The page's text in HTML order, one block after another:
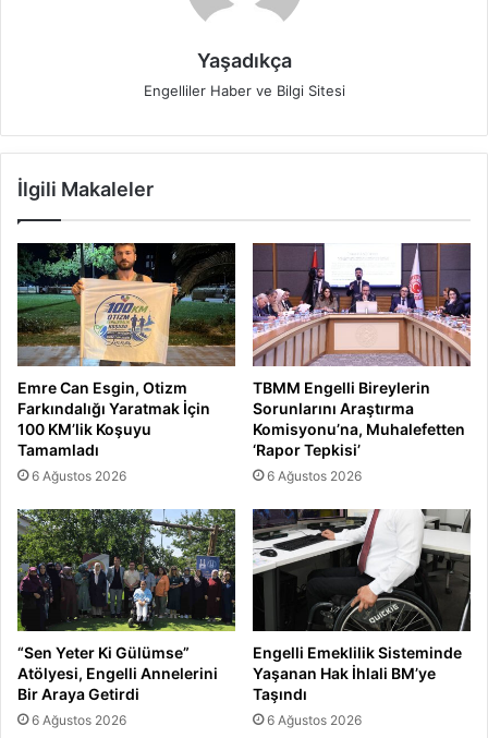
Yaşadıkça
Engelliler Haber ve Bilgi Sitesi
İlgili Makaleler
Emre Can Esgin, Otizm
Farkındalığı Yaratmak İçin
100 KM’lik Koşuyu
Tamamladı
6 Ağustos 2026
TBMM Engelli Bireylerin
Sorunlarını Araştırma
Komisyonu’na, Muhalefetten
‘Rapor Tepkisi’
6 Ağustos 2026
“Sen Yeter Ki Gülümse”
Atölyesi, Engelli Annelerini
Bir Araya Getirdi
6 Ağustos 2026
Engelli Emeklilik Sisteminde
Yaşanan Hak İhlali BM’ye
Taşındı
6 Ağustos 2026